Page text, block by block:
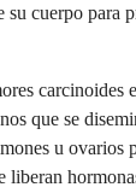
su cuerpo para
carcinoides
que se
u ovarios
liberan